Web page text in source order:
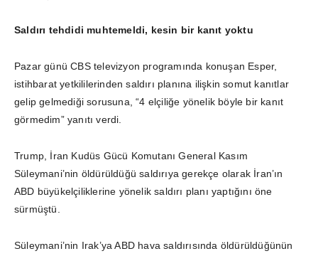
Saldırı tehdidi muhtemeldi, kesin bir kanıt yoktu
Pazar günü CBS televizyon programında konuşan Esper,
istihbarat yetkililerinden saldırı planına ilişkin somut kanıtlar
gelip gelmediği sorusuna, “4 elçiliğe yönelik böyle bir kanıt
görmedim” yanıtı verdi.
Trump, İran Kudüs Gücü Komutanı General Kasım
Süleymani’nin öldürüldüğü saldırıya gerekçe olarak İran’ın
ABD büyükelçiliklerine yönelik saldırı planı yaptığını öne
sürmüştü.
Süleymani’nin Irak’ya ABD hava saldırısında öldürüldüğünün